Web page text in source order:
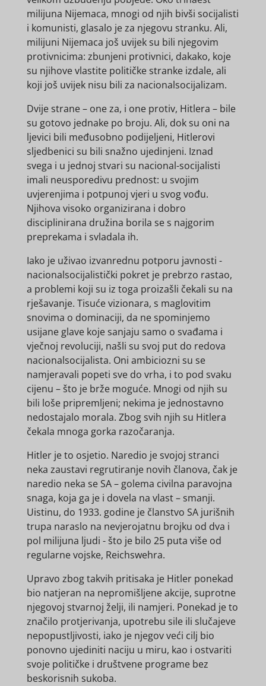
milijuna Nijemaca, mnogi od njih bivši socijalisti
i komunisti, glasalo je za njegovu stranku. Ali,
milijuni Nijemaca još uvijek su bili njegovim
protivnicima: zbunjeni protivnici, dakako, koje
su njihove vlastite političke stranke izdale, ali
koji još uvijek nisu bili za nacionalsocijalizam.
Dvije strane – one za, i one protiv, Hitlera – bile
su gotovo jednake po broju. Ali, dok su oni na
ljevici bili međusobno podijeljeni, Hitlerovi
sljedbenici su bili snažno ujedinjeni. Iznad
svega i u jednoj stvari su nacional-socijalisti
imali neusporedivu prednost: u svojim
uvjerenjima i potpunoj vjeri u svog vođu.
Njihova visoko organizirana i dobro
disciplinirana družina borila se s najgorim
preprekama i svladala ih.
Iako je uživao izvanrednu potporu javnosti -
nacionalsocijalistički pokret je prebrzo rastao,
a problemi koji su iz toga proizašli čekali su na
rješavanje. Tisuće vizionara, s maglovitim
snovima o dominaciji, da ne spominjemo
usijane glave koje sanjaju samo o svađama i
vječnoj revoluciji, našli su svoj put do redova
nacionalsocijalista. Oni ambiciozni su se
namjeravali popeti sve do vrha, i to pod svaku
cijenu – što je brže moguće. Mnogi od njih su
bili loše pripremljeni; nekima je jednostavno
nedostajalo morala. Zbog svih njih su Hitlera
čekala mnoga gorka razočaranja.
Hitler je to osjetio. Naredio je svojoj stranci
neka zaustavi regrutiranje novih članova, čak je
naredio neka se SA – golema civilna paravojna
snaga, koja ga je i dovela na vlast – smanji.
Uistinu, do 1933. godine je članstvo SA jurišnih
trupa naraslo na nevjerojatnu brojku od dva i
pol milijuna ljudi - što je bilo 25 puta više od
regularne vojske, Reichswehra.
Upravo zbog takvih pritisaka je Hitler ponekad
bio natjeran na nepromišljene akcije, suprotne
njegovoj stvarnoj želji, ili namjeri. Ponekad je to
značilo protjerivanja, upotrebu sile ili slučajeve
nepopustljivosti, iako je njegov veći cilj bio
ponovno ujediniti naciju u miru, kao i ostvariti
svoje političke i društvene programe bez
beskorisnih sukoba.